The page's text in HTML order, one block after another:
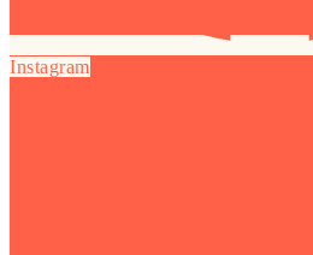
Instagram